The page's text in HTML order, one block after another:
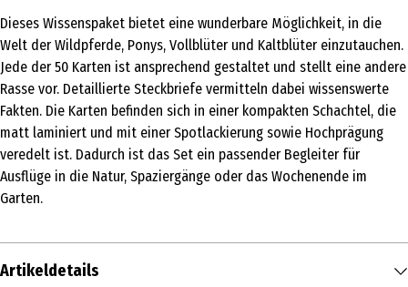
Dieses Wissenspaket bietet eine wunderbare Möglichkeit, in die
Welt der Wildpferde, Ponys, Vollblüter und Kaltblüter einzutauchen.
Jede der 50 Karten ist ansprechend gestaltet und stellt eine andere
Rasse vor. Detaillierte Steckbriefe vermitteln dabei wissenswerte
Fakten. Die Karten befinden sich in einer kompakten Schachtel, die
matt laminiert und mit einer Spotlackierung sowie Hochprägung
veredelt ist. Dadurch ist das Set ein passender Begleiter für
Ausflüge in die Natur, Spaziergänge oder das Wochenende im
Garten.
Artikeldetails